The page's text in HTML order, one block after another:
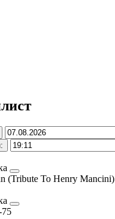
(Tribute To Henry Mancini)
75